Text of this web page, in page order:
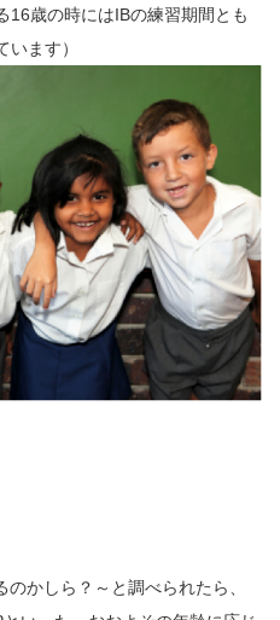
16歳の時にはIBの練習期間とも
ます）
かしら？～と調べられたら、